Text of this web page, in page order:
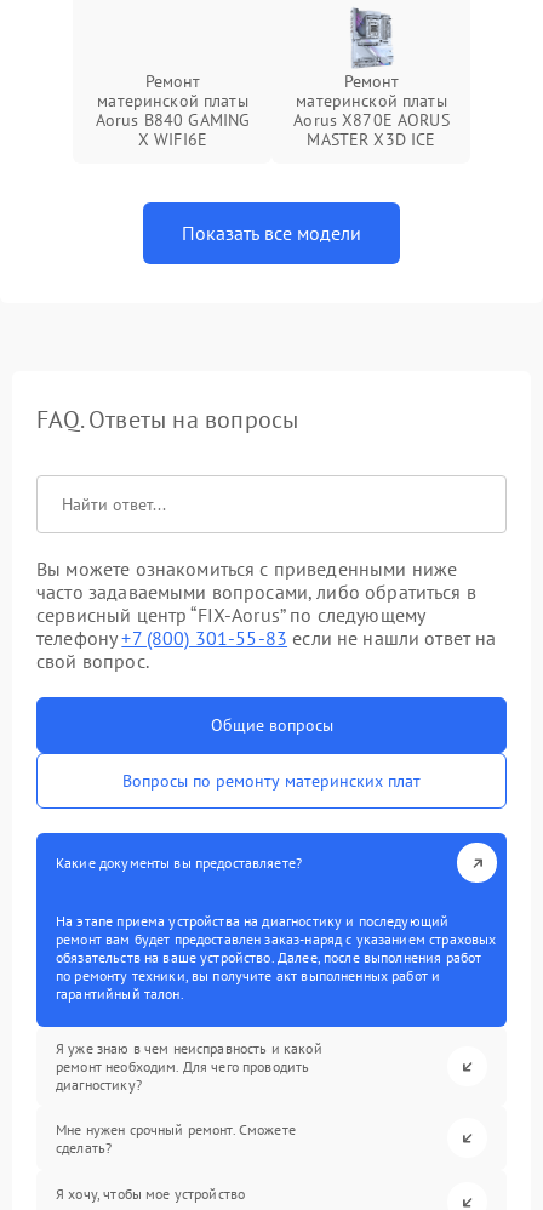
Ремонт
материнской платы
Aorus B840 GAMING
X WIFI6E
Ремонт
материнской платы
Aorus X870E AORUS
MASTER X3D ICE
Показать все модели
FAQ. Ответы на вопросы
Вы можете ознакомиться с приведенными ниже
часто задаваемыми вопросами, либо обратиться в
сервисный центр “FIX-Aorus” по следующему
телефону+7 (800) 301-55-83 если не нашли ответ на
свой вопрос.
Общие вопросы
Вопросы по ремонту материнских плат
Какие документы вы предоставляете?
На этапе приема устройства на диагностику и последующий
ремонт вам будет предоставлен заказ-наряд с указанием страховых
обязательств на ваше устройство. Далее, после выполнения работ
по ремонту техники, вы получите акт выполненных работ и
гарантийный талон.
Я уже знаю в чем неисправность и какой
ремонт необходим. Для чего проводить
диагностику?
Мне нужен срочный ремонт. Сможете
сделать?
Я хочу, чтобы мое устройство